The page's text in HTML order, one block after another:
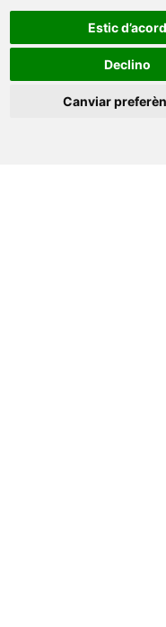
Estic d’acord
Declino
Canviar
I, local 10
Sos Baynat, s/n
de la Plana
72 89 93